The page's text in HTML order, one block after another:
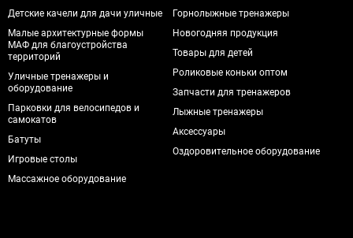
Детские качели для дачи уличные
Малые архитектурные формы
МАФ для благоустройства
территорий
Уличные тренажеры и
оборудование
Парковки для велосипедов и
самокатов
Батуты
Игровые столы
Массажное оборудование
Горнолыжные тренажеры
Новогодняя продукция
Товары для детей
Роликовые коньки оптом
Запчасти для тренажеров
Лыжные тренажеры
Аксессуары
Оздоровительное оборудование